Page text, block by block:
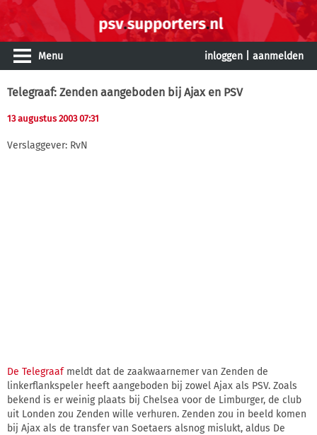
Menu inloggen aanmelden
Telegraaf: Zenden aangeboden bij Ajax en PSV
13 augustus 2003 07:31
Verslaggever: RvN
De Telegraafmeldt dat de zaakwaarnemer van Zenden de
linkerflankspeler heeft aangeboden bij zowel Ajax als PSV. Zoals
bekend is er weinig plaats bij Chelsea voor de Limburger, de club
uit Londen zou Zenden wille verhuren. Zenden zou in beeld komen
bij Ajax als de transfer van Soetaers alsnog mislukt, aldus De